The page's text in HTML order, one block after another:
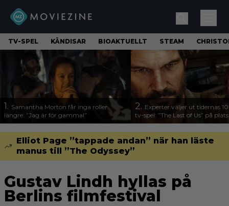
TV-SPEL KÄNDISAR BIOAKTUELLT STEAM
1. Samantha Morton får inga roller
längre: ”Jag är för gammal”
2. Experter väljer ut tidernas
tv-spel: ”The Last of Us” på
Elliot Page ”tappade andan” när han läste
manus till ”The Odyssey”
Gustav Lindh hyllas på
Berlins filmfestival